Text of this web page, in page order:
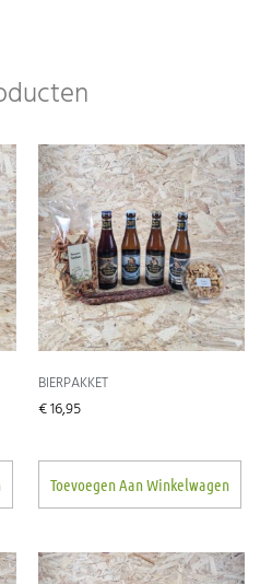
BIERPAKKET
€16,95
Toevoegen Aan Winkelwagen